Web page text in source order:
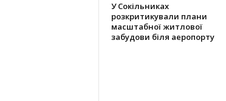
У Сокільниках
розкритикували плани
масштабної житлової
забудови біля аеропорту